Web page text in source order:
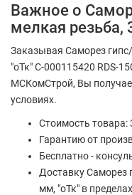
Важное о
мелкая резьба,
Заказывая Саморез
"оТк" С-000115420 RDS-
МСКомСтрой, Вы
условиях.
Стоимость товара:
Гарантию от
Бесплатно -
Доставку Саморез
мм, "оТк" в